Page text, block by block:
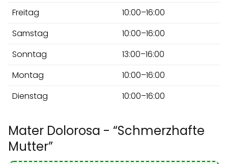
Freitag
10:00–16:00
Samstag
10:00–16:00
Sonntag
13:00–16:00
Montag
10:00–16:00
Dienstag
10:00–16:00
Mater Dolorosa - “Schmerzhafte
Mutter”